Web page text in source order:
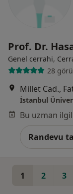
Prof. Dr.
Genel cerrahi,
28
Millet Cad.,
İstanbul
Randevu
1 2 3